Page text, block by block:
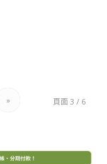
頁面 3 / 6
»